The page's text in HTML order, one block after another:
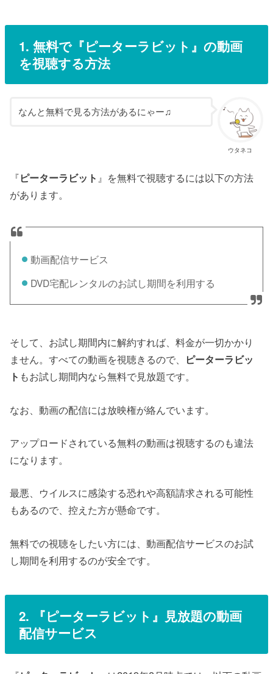
1. 無料で『ピーターラビット 』の動画
を視聴する方法
ウタネコ
なんと無料で見る方法があるにゃー♫
『ピーターラビット 』を無料で視聴するには以下の方法
があります。
動画配信サービス
DVD宅配レンタルのお試し期間を利用する
そして、お試し期間内に解約すれば、料金が一切かかり
ません。すべての動画を視聴きるので、
ピーターラビッ
ト もお試し期間内なら無料で見放題です。
なお、動画の配信には放映権が絡んでいます。
アップロードされている無料の動画は視聴するのも違法
になります。
最悪、ウイルスに感染する恐れや高額請求される可能性
もあるので、控えた方が懸命です。
無料での視聴をしたい方には、動画配信サービスのお試
し期間を利用するのが安全です。
2. 『ピーターラビット 』 見放題の動画
配信サービス